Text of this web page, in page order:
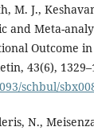
M. J.,
and Meta-
Outcome
43(6),
schbul/
N.,